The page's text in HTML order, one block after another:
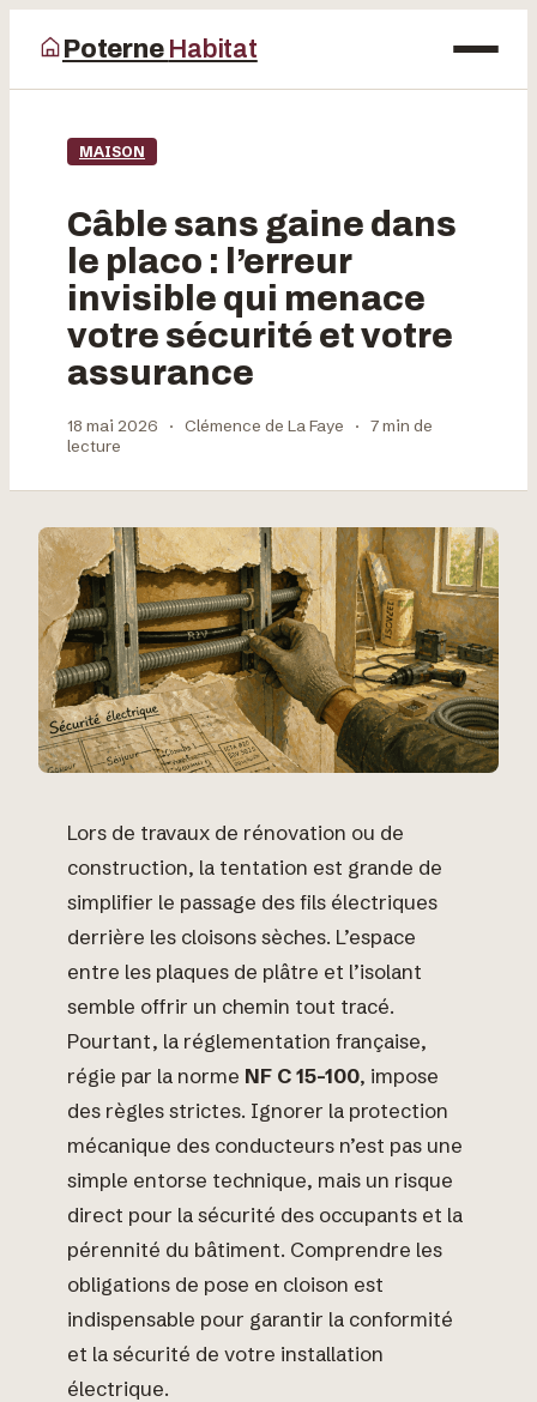
Poterne Habitat
Maison
Déco
Jardinage
MAISON
Câble sans gaine dans
le placo : l’erreur
invisible qui menace
votre sécurité et votre
assurance
18 mai 2026 · Clémence de La Faye · 7 min de
lecture
Lors de travaux de rénovation ou de
construction, la tentation est grande de
simplifier le passage des fils électriques
derrière les cloisons sèches. L’espace
entre les plaques de plâtre et l’isolant
semble offrir un chemin tout tracé.
Pourtant, la réglementation française,
régie par la norme NF C 15-100, impose
des règles strictes. Ignorer la protection
mécanique des conducteurs n’est pas une
simple entorse technique, mais un risque
direct pour la sécurité des occupants et la
pérennité du bâtiment. Comprendre les
obligations de pose en cloison est
indispensable pour garantir la conformité
et la sécurité de votre installation
électrique.